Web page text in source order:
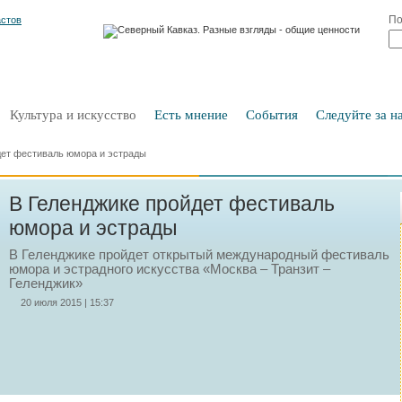
Культура и искусство Есть мнение События Следуйте за
фестиваль юмора и эстрады
В Геленджике пройдет фестиваль
юмора и эстрады
В Геленджике пройдет открытый международный фестиваль
юмора и эстрадного искусства «Москва – Транзит –
Геленджик»
20 июля 2015 | 15:37